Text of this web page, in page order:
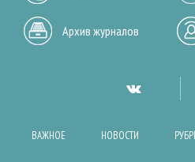
Архив журналов
ВАЖНОЕ НОВОСТИ